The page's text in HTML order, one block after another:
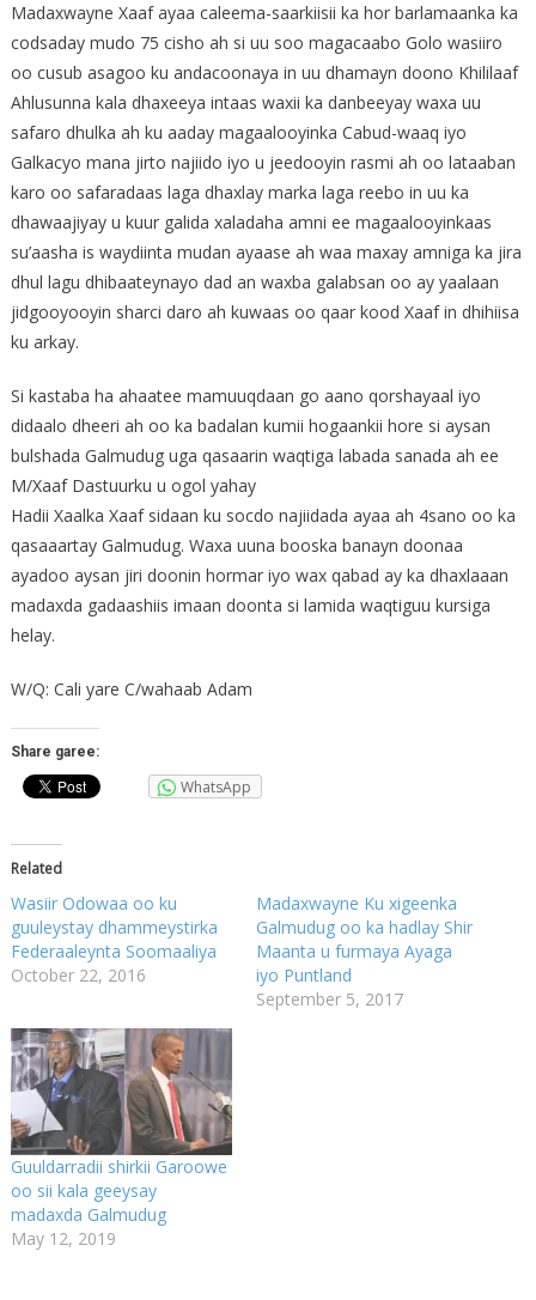
Madaxwayne Xaaf ayaa caleema-saarkiisii ka hor barlamaanka ka
codsaday mudo 75 cisho ah si uu soo magacaabo Golo wasiiro
oo cusub asagoo ku andacoonaya in uu dhamayn doono Khililaaf
Ahlusunna kala dhaxeeya intaas waxii ka danbeeyay waxa uu
safaro dhulka ah ku aaday magaalooyinka Cabud-waaq iyo
Galkacyo mana jirto najiido iyo u jeedooyin rasmi ah oo lataaban
karo oo safaradaas laga dhaxlay marka laga reebo in uu ka
dhawaajiyay u kuur galida xaladaha amni ee magaalooyinkaas
su’aasha is waydiinta mudan ayaase ah waa maxay amniga ka jira
dhul lagu dhibaateynayo dad an waxba galabsan oo ay yaalaan
jidgooyooyin sharci daro ah kuwaas oo qaar kood Xaaf in dhihiisa
ku arkay.
Si kastaba ha ahaatee mamuuqdaan go aano qorshayaal iyo
didaalo dheeri ah oo ka badalan kumii hogaankii hore si aysan
bulshada Galmudug uga qasaarin waqtiga labada sanada ah ee
M/Xaaf Dastuurku u ogol yahay
Hadii Xaalka Xaaf sidaan ku socdo najiidada ayaa ah 4sano oo ka
qasaaartay Galmudug. Waxa uuna booska banayn doonaa
ayadoo aysan jiri doonin hormar iyo wax qabad ay ka dhaxlaaan
madaxda gadaashiis imaan doonta si lamida waqtiguu kursiga
helay.
W/Q: Cali yare C/wahaab Adam
Share garee:
WhatsApp
Related
Wasiir Odowaa oo ku
guuleystay dhammeystirka
Federaaleynta Soomaaliya
October 22, 2016
Madaxwayne Ku xigeenka
Galmudug oo ka hadlay Shir
Maanta u furmaya Ayaga
iyo Puntland
September 5, 2017
Guuldarradii shirkii Garoowe
oo sii kala geeysay
madaxda Galmudug
May 12, 2019